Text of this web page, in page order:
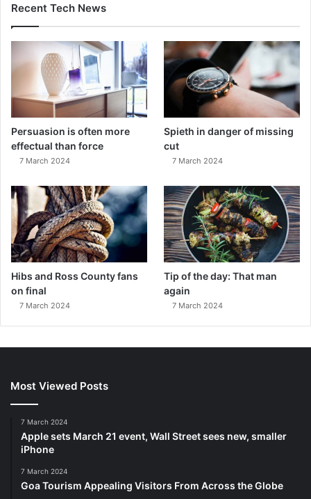
Recent Tech News
Persuasion is often more
effectual than force
7 March 2024
Spieth in danger of missing
cut
7 March 2024
Hibs and Ross County fans
on final
7 March 2024
Tip of the day: That man
again
7 March 2024
Most Viewed Posts
7 March 2024
Apple sets March 21 event, Wall Street sees new, smaller
iPhone
7 March 2024
Goa Tourism Appealing Visitors From Across the Globe